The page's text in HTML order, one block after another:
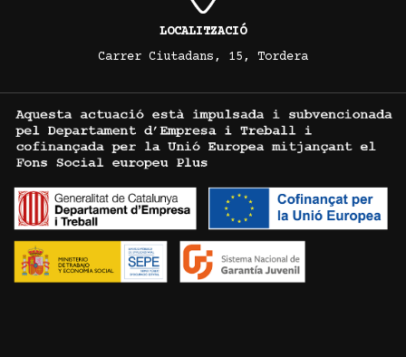
LOCALITZACIÓ
Carrer Ciutadans, 15, Tordera